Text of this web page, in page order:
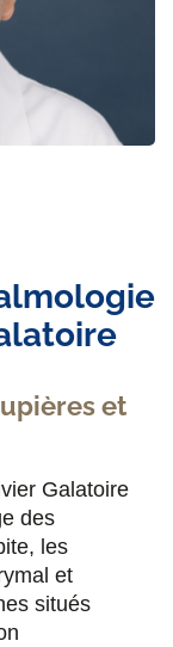
et
Galatoire
des
les
et
situés